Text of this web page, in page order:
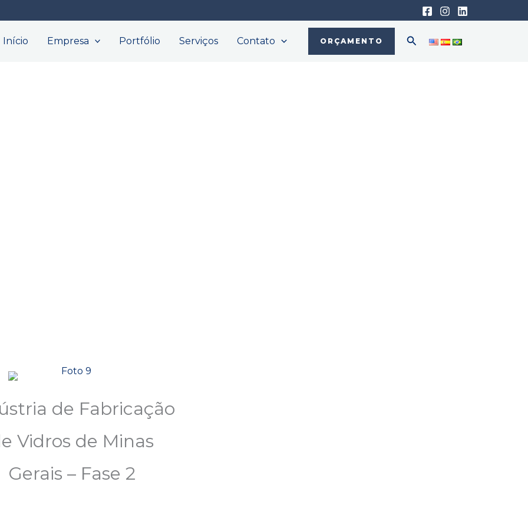
Início Empresa Portfólio Serviços Contato ORÇAMENTO Pesquisar
de Fabricação
Vidros de Minas
Gerais – Fase 2